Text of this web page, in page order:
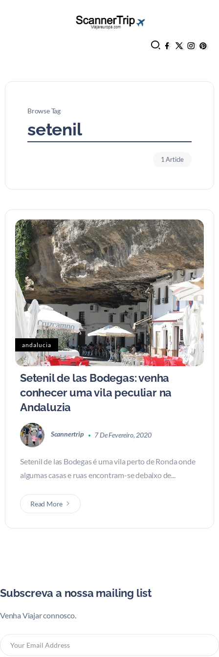
Browse Tag
setenil
1 Article
andalucia
Setenil de las Bodegas: venha
conhecer uma vila peculiar na
Andaluzia
Scannertrip 7 De Fevereiro, 2020
Setenil de las Bodegas é uma vila perto de Ronda onde
algumas casas e ruas encontram-se debaixo de...
Read More
Subscreva a nossa mailing list
Venha Viajar connosco.